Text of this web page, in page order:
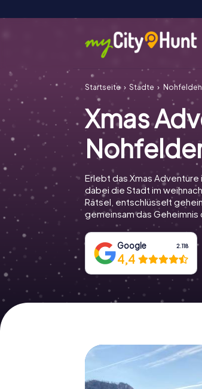
Startseite Städte Nohfelden
Xmas
Erlebt das Xmas
dabei die Stadt im
Rätsel, entschlüsselt
gemeinsam das
Google 2.118
4,4